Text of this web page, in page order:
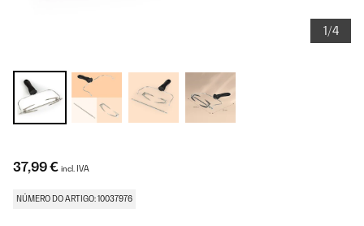
1/4
37,99 € incl. IVA
NÚMERO DO ARTIGO: 10037976